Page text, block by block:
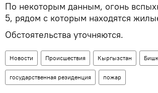
По некоторым данным, огонь
5, рядом с которым находятся
Обстоятельства уточняются.
Новости Происшествия Кыргызстан
государственная резиденция пожар